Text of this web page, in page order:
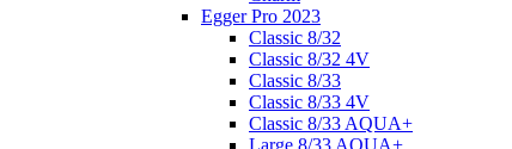
Egger Pro 2023
Classic 8/32
Classic 8/32 4V
Classic 8/33
Classic 8/33 4V
Classic 8/33 AQUA+
Large 8/33 AQUA+